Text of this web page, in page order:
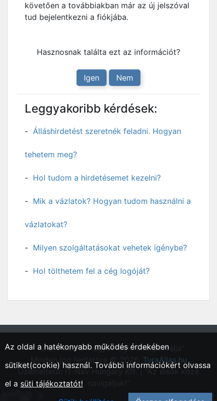
követően a továbbiakban már az új jelszóval
tud bejelentkezni a fiókjába.
Hasznosnak találta ezt az információt?
Igen Nem
Leggyakoribb kérdések:
Álláshirdetést szeretnék feladni. Hogyan
tehetem meg?
Hol tudom a hirdetésemet kezelni?
Mik a vázlatok? Hogyan tudom használni a
vázlatokat?
Milyen szolgáltatásokat vehetek igénybe?
Hol tölthetem fel a cég logóját?
"Tura, Pest vármegyei régió állásportálja"
Minden jog fentartva © 2026. TuraAllas.hu
Üzemeltető: IT-Nav Hungary Kft. | "Az elsők közé
Az oldal a hatékonyabb működés érdekében
sütiket(cookie) használ. További információkért olvassa
el a süti tájékoztatót!